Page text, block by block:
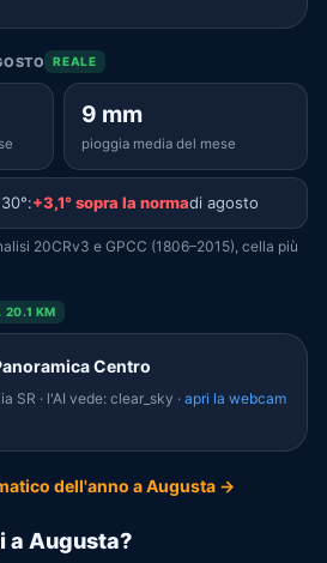
REALE
9 mm
pioggia media del mese
+3,1° sopra la normadi agosto
20CRv3 e GPCC (1806–2015), cella più
20.1 KM
Centro
SR · l'AI vede: clear_sky ·apri la webcam
dell'anno a Augusta →
a Augusta?